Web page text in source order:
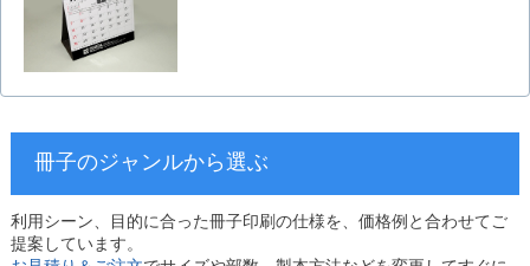
冊子のジャンルから選ぶ
利用シーン、目的に合った冊子印刷の仕様を、価格例と合わせてご
提案しています。